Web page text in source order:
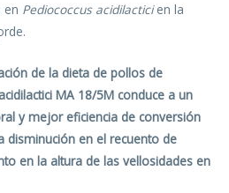
en Pediococcus acidilacticien la
de la dieta de pollos de
MA 18/5M conduce a un
y mejor eficiencia de conversión
disminución en el recuento de
en la altura de las vellosidades en